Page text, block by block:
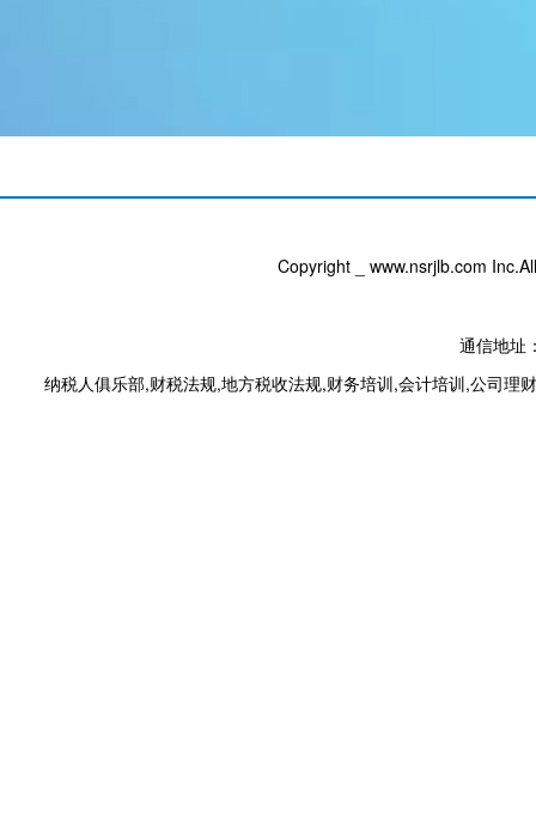
Copyright _ www.nsrjlb.com
通信地址
纳税人俱乐部,财税法规,地方税收法规,财务培训,会计培训,公司理